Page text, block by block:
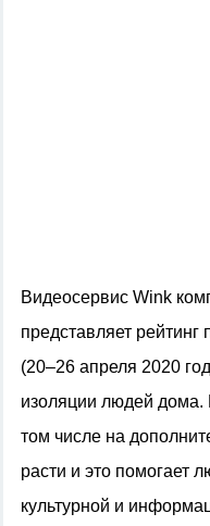
Видеосервис Wink
представляет
(20–26 апреля 2020
изоляции людей дома.
том числе на
расти и это помогает
культурной и